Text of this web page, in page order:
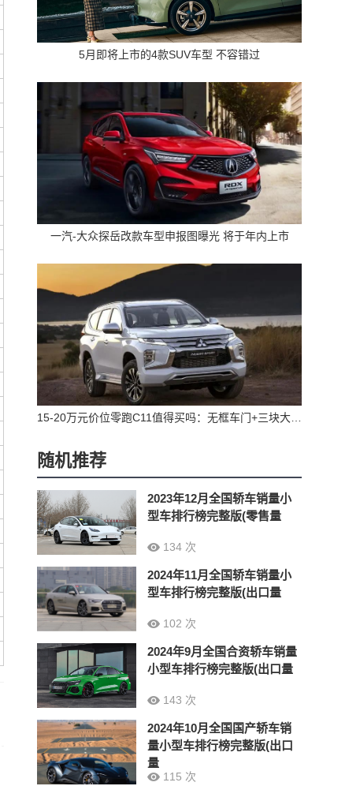
5月即将上市的4款SUV车型 不容错过
一汽-大众探岳改款车型申报图曝光 将于年内上市
随机推荐
2023年12月全国轿车销量小
型车排行榜完整版(零售量
134 次
2024年11月全国轿车销量小
型车排行榜完整版(出口量
102 次
2024年9月全国合资轿车销量
小型车排行榜完整版(出口量
143 次
2024年10月全国国产轿车销
量小型车排行榜完整版(出口
量
115 次